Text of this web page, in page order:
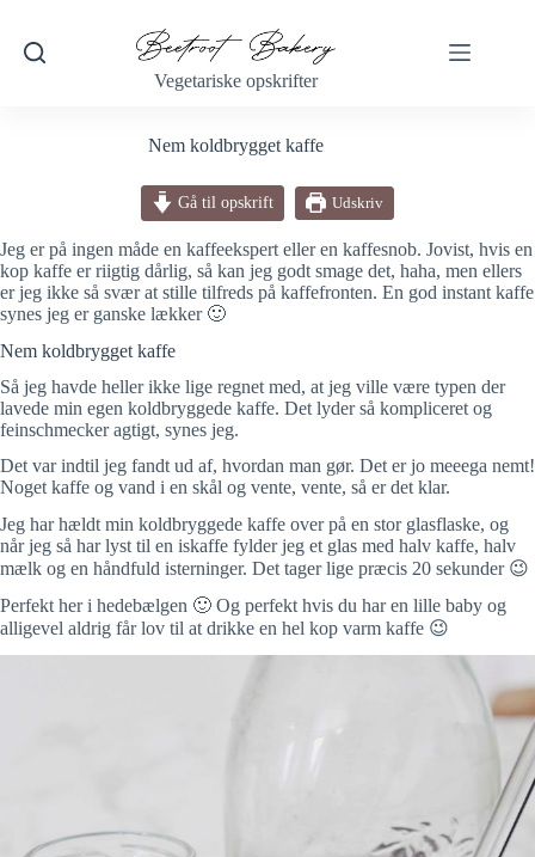
indhold
Vegetariske opskrifter
Nem koldbrygget kaffe
Gå til opskrift Udskriv
Jeg er på ingen måde en kaffeekspert eller en kaffesnob. Jovist, hvis en
kop kaffe er riigtig dårlig, så kan jeg godt smage det, haha, men ellers
er jeg ikke så svær at stille tilfreds på kaffefronten. En god instant kaffe
synes jeg er ganske lækker 🙂
Nem koldbrygget kaffe
Så jeg havde heller ikke lige regnet med, at jeg ville være typen der
lavede min egen koldbryggede kaffe. Det lyder så kompliceret og
feinschmecker agtigt, synes jeg.
Det var indtil jeg fandt ud af, hvordan man gør. Det er jo meeega nemt!
Noget kaffe og vand i en skål og vente, vente, så er det klar.
Jeg har hældt min koldbryggede kaffe over på en stor glasflaske, og
når jeg så har lyst til en iskaffe fylder jeg et glas med halv kaffe, halv
mælk og en håndfuld isterninger. Det tager lige præcis 20 sekunder 😉
Perfekt her i hedebælgen 🙂 Og perfekt hvis du har en lille baby og
alligevel aldrig får lov til at drikke en hel kop varm kaffe 😉